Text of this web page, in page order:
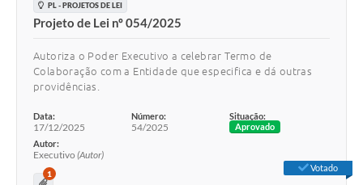
PL - PROJETOS DE LEI
Projeto de Lei nº 054/2025
Autoriza o Poder Executivo a celebrar Termo de
Colaboração com a Entidade que especifica e dá outras
providências.
Data:
17/12/2025
Número:
54/2025
Situação:
Aprovado
Autor:
Executivo (Autor)
1
Votado